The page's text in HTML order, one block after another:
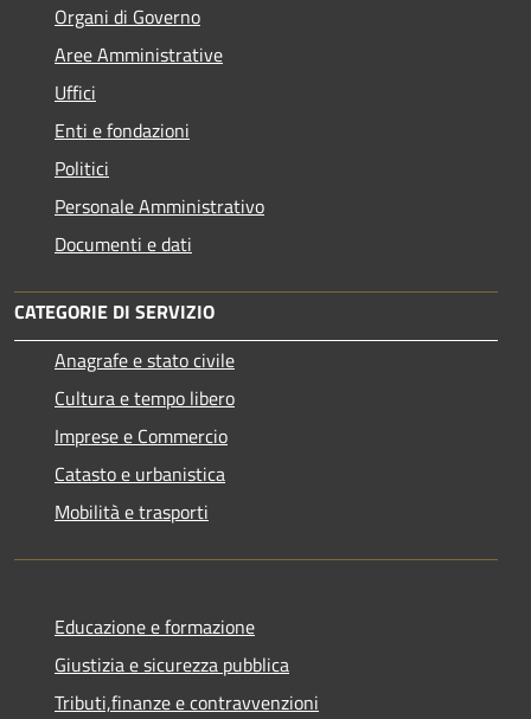
Organi di Governo
Aree Amministrative
Uffici
Enti e fondazioni
Politici
Personale Amministrativo
Documenti e dati
CATEGORIE DI SERVIZIO
Anagrafe e stato civile
Cultura e tempo libero
Imprese e Commercio
Catasto e urbanistica
Mobilità e trasporti
Educazione e formazione
Giustizia e sicurezza pubblica
Tributi,finanze e contravvenzioni